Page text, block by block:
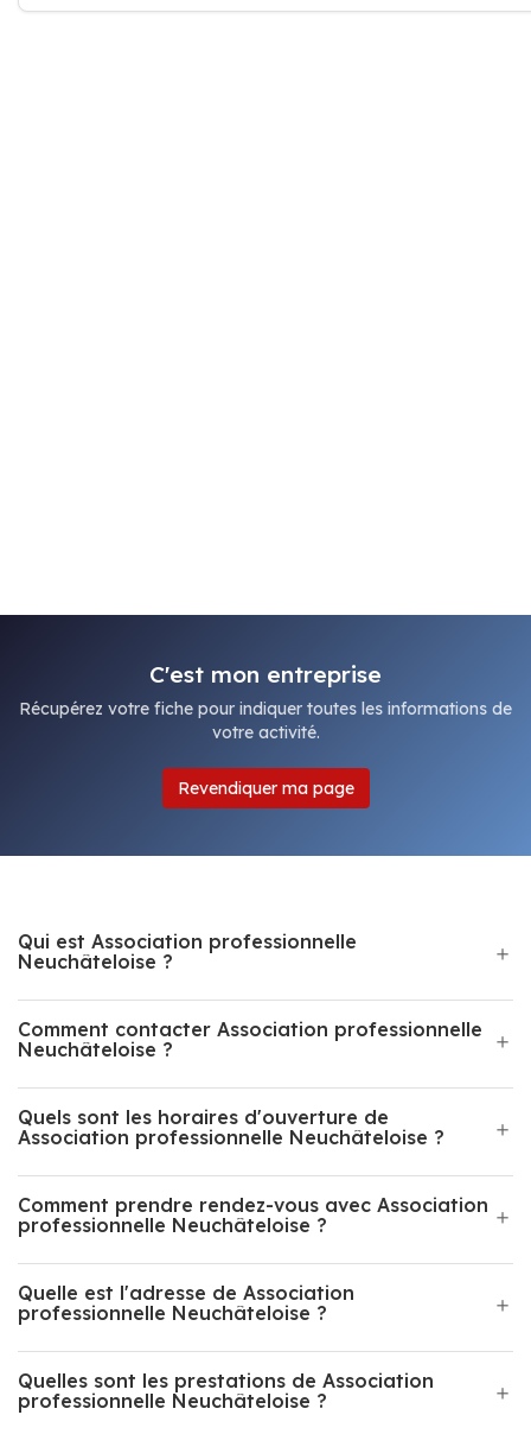
C'est mon entreprise
Récupérez votre fiche pour indiquer toutes les informations de
votre activité.
Revendiquer ma page
Qui est Association professionnelle
Neuchâteloise ?
Comment contacter Association professionnelle
Neuchâteloise ?
Quels sont les horaires d'ouverture de
Association professionnelle Neuchâteloise ?
Comment prendre rendez-vous avec Association
professionnelle Neuchâteloise ?
Quelle est l'adresse de Association
professionnelle Neuchâteloise ?
Quelles sont les prestations de Association
professionnelle Neuchâteloise ?